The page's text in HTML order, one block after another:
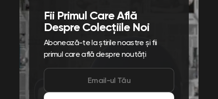
Fii Primul Care Află
Despre Colecțiile Noi
Abonează-te la știrile noastre și fii
primul care află despre noutăți